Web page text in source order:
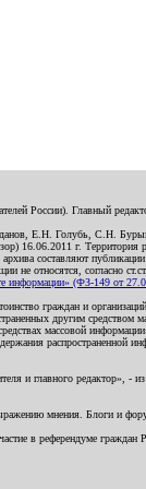
России). Главный
Е.Н. Голубь, С.Н.
16.06.2011 г. Территория
составляют
не относятся, согласно
информации» (ФЗ-149 от
граждан и
другим средством
массовой
распространенной
главного редактор», - из
мнения. Блоги и
в референдуме граждан